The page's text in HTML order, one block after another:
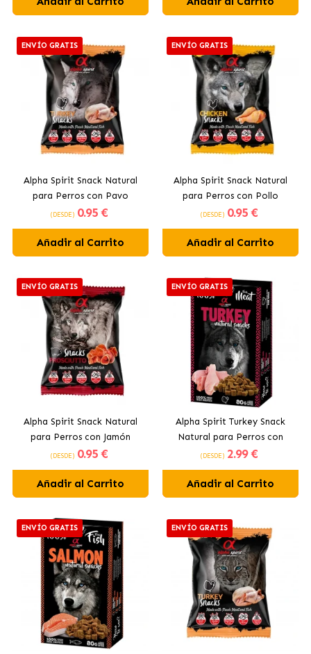
ENVÍO GRATIS
Alpha Spirit Snack Natural
para Perros con Pavo
(DESDE) 0.95 €
Añadir al Carrito
ENVÍO GRATIS
Alpha Spirit Snack Natural
para Perros con Pollo
(DESDE) 0.95 €
Añadir al Carrito
ENVÍO GRATIS
Alpha Spirit Snack Natural
para Perros con Jamón
(DESDE) 0.95 €
Añadir al Carrito
ENVÍO GRATIS
Alpha Spirit Turkey Snack
Natural para Perros con
Pavo
(DESDE) 2.99 €
Añadir al Carrito
ENVÍO GRATIS ENVÍO GRATIS